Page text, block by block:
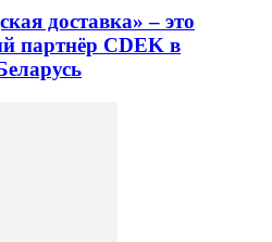
доставка» – это
партнёр CDEK в